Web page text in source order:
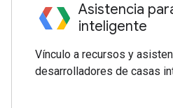
Asistencia
inteligente
Vínculo a recursos y
desarrolladores de casas